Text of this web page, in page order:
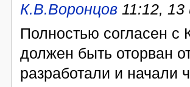
К.В.Воронцов11:12, 13
Полностью согласен с
должен быть оторван
разработали и начали